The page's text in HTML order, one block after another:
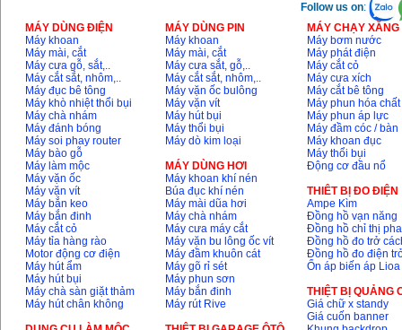
Follow us on:
MÁY DÙNG ĐIỆN
Máy khoan
Máy mài, cắt
Máy cưa gỗ, sắt,..
Máy cắt sắt, nhôm,..
Máy đục bê tông
Máy khò nhiệt thổi bụi
Máy chà nhám
Máy đánh bóng
Máy soi phay router
Máy bào gỗ
Máy làm mộc
Máy vặn ốc
Máy vặn vít
Máy bắn keo
Máy bắn đinh
Máy cắt cỏ
Máy tỉa hàng rào
Motor động cơ điện
Máy hút ẩm
Máy hút bụi
Máy chà sàn giặt thảm
Máy hút chân không
MÁY DÙNG PIN
Máy khoan
Máy mài, cắt
Máy cưa sắt, gỗ,..
Máy cắt sắt, nhôm,..
Máy vặn ốc bulông
Máy vặn vít
Máy hút bụi
Máy thổi bụi
Máy dò kim loại
MÁY DÙNG HƠI
Máy khoan khí nén
Búa đục khí nén
Máy mài dũa hơi
Máy chà nhám
Máy cưa máy cắt
Máy vặn bu lông ốc vít
Máy đầm khuôn cát
Máy gõ rỉ sét
Máy phun sơn
Máy bắn đinh
Máy rút Rive
MÁY CHẠY
Máy bơm nước
Máy phát điện
Máy cắt cỏ
Máy cưa xích
Máy cắt bê tông
Máy phun hóa chất
Máy phun áp lực
Máy đầm cóc / bàn
Máy khoan đục
Máy thổi bụi
Động cơ đầu nổ
THIÊT BỊ ĐO ĐIỆN
Ampe Kìm
Đồng hồ vạn năng
Đồng hồ chỉ thị pha
Đồng hồ đo trở
Đồng hồ đo điện
Ổn áp biến áp Lioa
THIỆT BỊ QUẢNG
Giá chữ x standy
Giá cuốn banner